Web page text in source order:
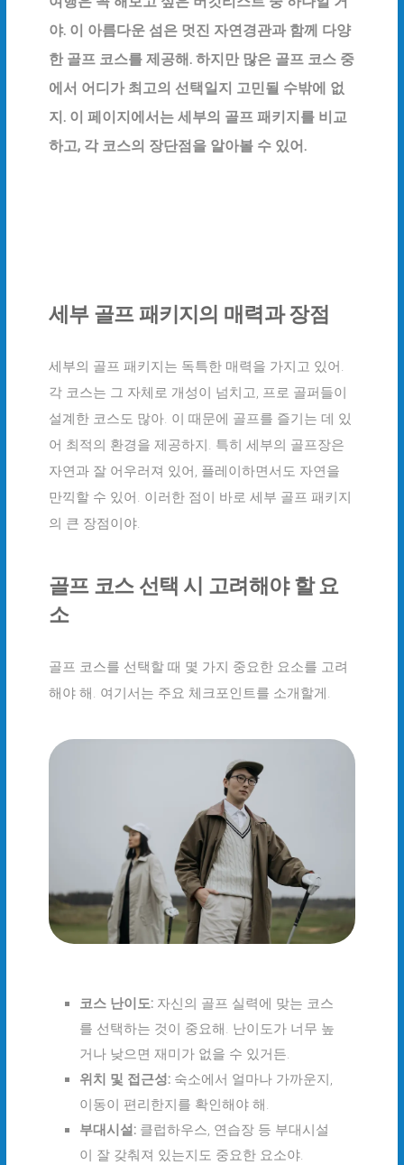
야. 이 아름다운 섬은 멋진 자연경관과 함께 다양
한 골프 코스를 제공해. 하지만 많은 골프 코스 중
에서 어디가 최고의 선택일지 고민될 수밖에 없
지. 이 페이지에서는 세부의 골프 패키지를 비교
하고, 각 코스의 장단점을 알아볼 수 있어.
세부 골프 패키지의 매력과 장점
세부의 골프 패키지는 독특한 매력을 가지고 있어.
각 코스는 그 자체로 개성이 넘치고, 프로 골퍼들이
설계한 코스도 많아. 이 때문에 골프를 즐기는 데 있
어 최적의 환경을 제공하지. 특히 세부의 골프장은
자연과 잘 어우러져 있어, 플레이하면서도 자연을
만끽할 수 있어. 이러한 점이 바로 세부 골프 패키지
의 큰 장점이야.
골프 코스 선택 시 고려해야 할 요
소
골프 코스를 선택할 때 몇 가지 중요한 요소를 고려
해야 해. 여기서는 주요 체크포인트를 소개할게.
코스 난이도:자신의 골프 실력에 맞는 코스
를 선택하는 것이 중요해. 난이도가 너무 높
거나 낮으면 재미가 없을 수 있거든.
위치 및 접근성:숙소에서 얼마나 가까운지,
이동이 편리한지를 확인해야 해.
부대시설:클럽하우스, 연습장 등 부대시설
이 잘 갖춰져 있는지도 중요한 요소야.